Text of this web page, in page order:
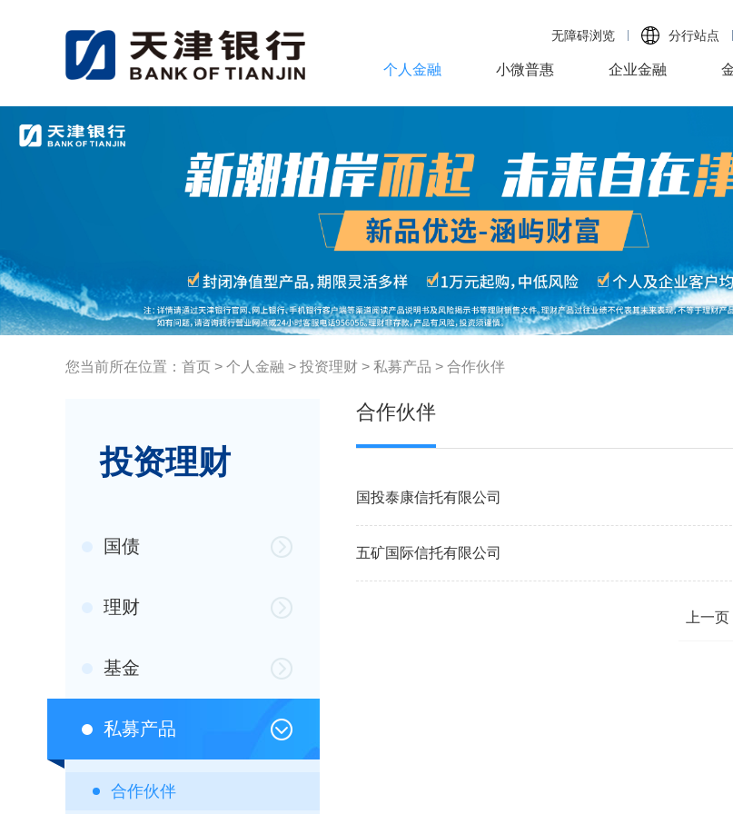
无障碍浏览 分行站点
个人金融 小微普惠 企业金融
您当前所在位置： 首页 > 个人金融 > 投资理财 > 私募产品 > 合作伙伴
投资理财
国债
理财
基金
私募产品
合作伙伴
合作伙伴
国投泰康信托有限公司
五矿国际信托有限公司
上一页